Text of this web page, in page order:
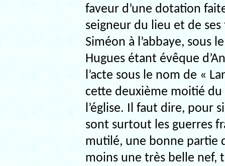
faveur d’une dotation
seigneur du lieu et de
Siméon à l’abbaye, sous
Hugues étant évêque
l’acte sous le nom de «
cette deuxième moitié
l’église. Il faut dire, pour
sont surtout les guerres
mutilé, une bonne partie
moins une très belle nef,